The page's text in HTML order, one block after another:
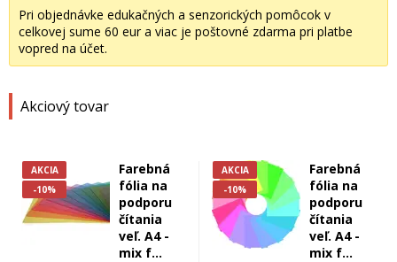
Pri objednávke edukačných a senzorických pomôcok v
celkovej sume 60 eur a viac je poštovné zdarma pri platbe
vopred na účet.
Akciový tovar
AKCIA
-10%
Farebná
fólia na
podporu
čítania
veľ. A4 -
mix f...
AKCIA
-10%
Farebná
fólia na
podporu
čítania
veľ. A4 -
mix f...